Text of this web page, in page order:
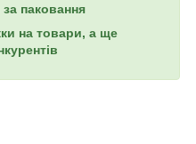
паковання
на товари, а ще